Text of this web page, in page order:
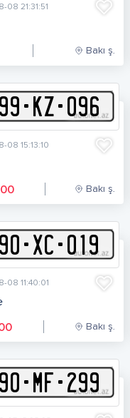
08 21:31:51
Bakı ş.
99-KZ-096
08 15:13:10
Bakı ş.
90-XC-019
08 11:40:01
Bakı ş.
90-MF-299